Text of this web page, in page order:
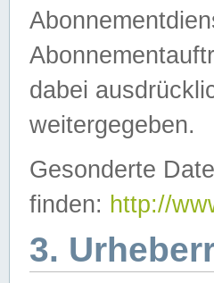
dabei
weitergegeben.
Gesonderte
finden: http://
3.